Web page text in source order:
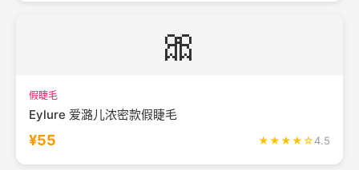
🎀
假睫毛
Eylure 爱潞儿浓密款假睫毛
¥55 ★★★★☆4.5